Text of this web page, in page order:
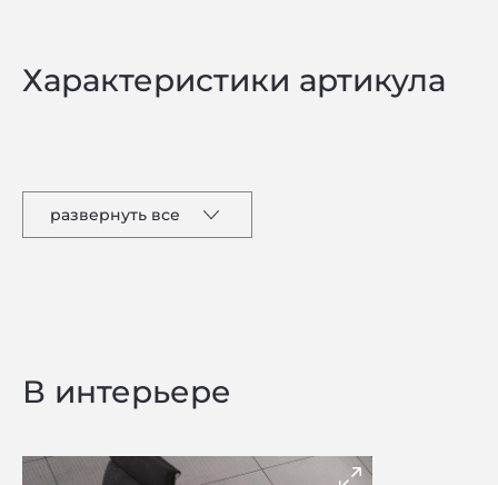
Характеристики артикула
развернуть все
В интерьере